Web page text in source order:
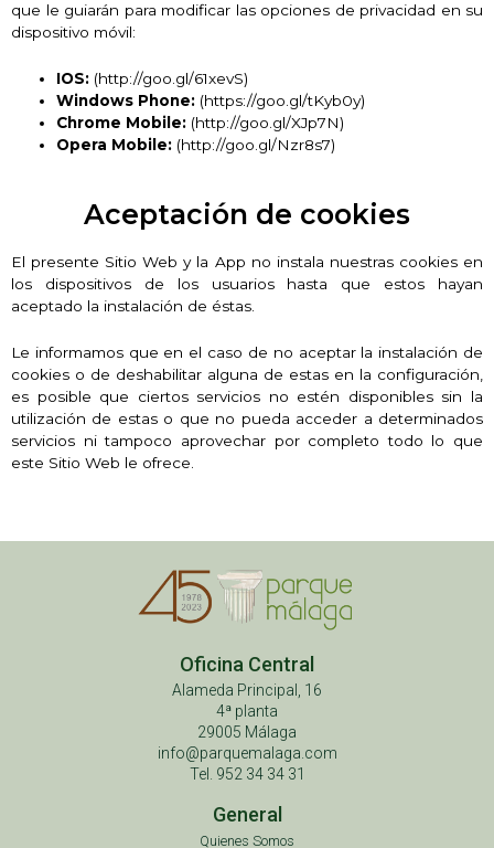
que le guiarán para modificar las opciones de privacidad en su
dispositivo móvil:
IOS: (http://goo.gl/61xevS)
Windows Phone: (https://goo.gl/tKyb0y)
Chrome Mobile: (http://goo.gl/XJp7N)
Opera Mobile: (http://goo.gl/Nzr8s7)
Aceptación de cookies
El presente Sitio Web y la App no instala nuestras cookies en
los dispositivos de los usuarios hasta que estos hayan
aceptado la instalación de éstas.
Le informamos que en el caso de no aceptar la instalación de
cookies o de deshabilitar alguna de estas en la configuración,
es posible que ciertos servicios no estén disponibles sin la
utilización de estas o que no pueda acceder a determinados
servicios ni tampoco aprovechar por completo todo lo que
este Sitio Web le ofrece.
Oficina Central
Alameda Principal, 16
4ª planta
29005 Málaga
info@parquemalaga.com
Tel. 952 34 34 31
General
Quienes Somos